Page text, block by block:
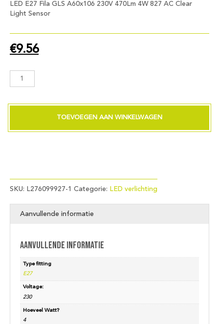
LED E27 Fila GLS A60x106 230V 470Lm 4W 827 AC Clear
Light Sensor
€9.56
LED
GLS
470Lm
aantal
TOEVOEGEN AAN WINKELWAGEN
SKU: L276099927-1 Categorie: LED verlichting
Aanvullende informatie
Aanvullende informatie
Type fitting
E27
Voltage:
230
Hoeveel Watt?
4